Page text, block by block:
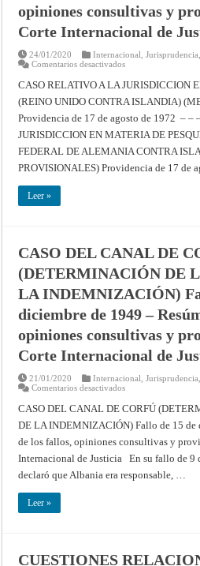
consultivas
providencias
Corte
Internacional
Justicia
opiniones consultivas y
Corte Internacional de
24/01/2020 Internacional ,Jurisprudencia
Comentarios desactivadosen
RELATIVO
A
LA
JURISDICCIÓN
EN
MATERIA
DE
PESQUERÍAS
(REINO
UNIDO
agosto
1972
–
Resúmenes
de
los
fallos,
opiniones
consultivas
providencias
la
Corte
de
Justicia
CASO RELATIVO A LA JURISDICCION
(REINO UNIDO CONTRA ISLANDIA)
Providencia de 17 de agosto de 1972 – –
JURISDICCION EN MATERIA DE
FEDERAL DE ALEMANIA CONTRA
PROVISIONALES) Providencia de 17 de
Leer »
CASO DEL CANAL DE
(DETERMINACIÓN DE
LA INDEMNIZACIÓN)
diciembre de 1949 –
opiniones consultivas y
Corte Internacional de
21/01/2020 Internacional ,Jurisprudencia
Comentarios desactivadosen
DEL
CANAL
DE
CORFÚ
DE
LA
CUANTÍA
DE
de
CASO DEL CANAL DE CORFÚ
DE LA INDEMNIZACIÓN) Fallo de 15 de
de los fallos, opiniones consultivas y
Internacional de Justicia En su fallo de 9
declaró que Albania era responsable, …
Leer »
CUESTIONES